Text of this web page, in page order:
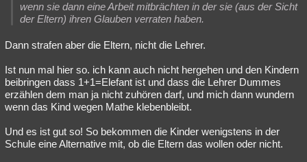
wenn sie dann eine Arbeit mitbrächten in der sie (aus der Sicht
der Eltern) ihren Glauben verraten haben.
Dann strafen aber die Eltern, nicht die Lehrer.
Ist nun mal hier so. ich kann auch nicht hergehen und den Kindern
beibringen dass 1+1=Elefant ist und dass die Lehrer Dummes
erzählen dem man ja nicht zuhören darf, und mich dann wundern
wenn das Kind wegen Mathe klebenbleibt.
Und es ist gut so! So bekommen die Kinder wenigstens in der
Schule eine Alternative mit, ob die Eltern das wollen oder nicht.